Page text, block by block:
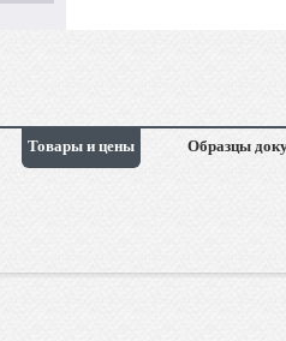
Товары и цены Образцы